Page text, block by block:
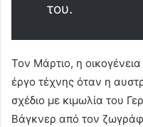
του.
Τον Μάρτιο, η
έργο τέχνης όταν η
σχέδιο με κιμωλία του
Βάγκνερ από τον